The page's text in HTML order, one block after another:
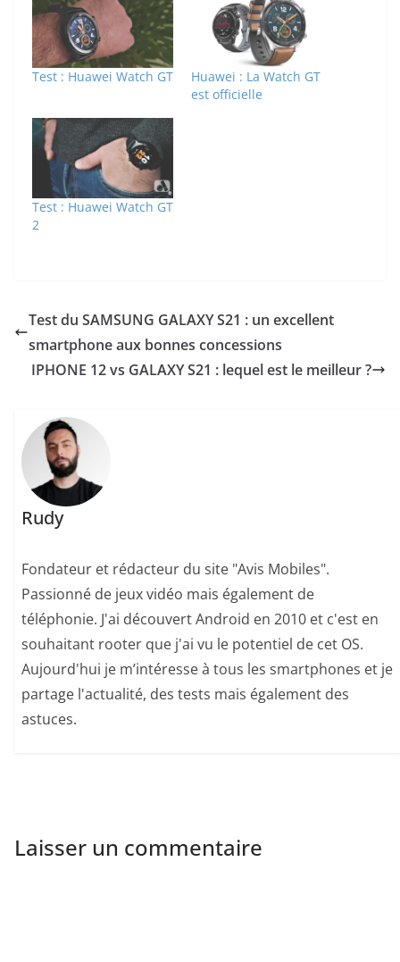
Test : Huawei Watch GT
Huawei : La Watch GT
est officielle
Test : Huawei Watch GT
2
Test du SAMSUNG GALAXY S21 : un excellent
smartphone aux bonnes concessions
IPHONE 12 vs GALAXY S21 : lequel est le meilleur ?
Rudy
Fondateur et rédacteur du site "Avis Mobiles".
Passionné de jeux vidéo mais également de
téléphonie. J'ai découvert Android en 2010 et c'est en
souhaitant rooter que j'ai vu le potentiel de cet OS.
Aujourd'hui je m’intéresse à tous les smartphones et je
partage l'actualité, des tests mais également des
astuces.
Laisser un commentaire